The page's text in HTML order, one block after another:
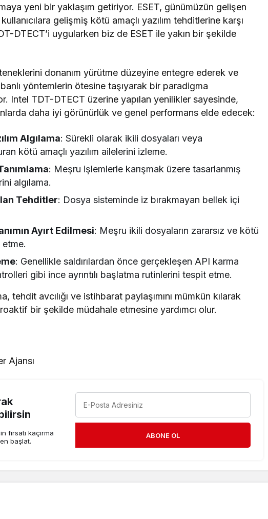
yeni bir yaklaşım getiriyor. ESET, günümüzün gelişen
gelişmiş kötü amaçlı yazılım tehditlerine karşı
DTECT’i uygularken biz de ESET ile yakın bir şekilde
donanım yürütme düzeyine entegre ederek ve
yöntemlerin ötesine taşıyarak bir paradigma
Intel TDT-DTECT üzerine yapılan yenilikler sayesinde,
daha iyi görünürlük ve genel performans elde edecek:
Algılama: Sürekli olarak ikili dosyaları veya
kötü amaçlı yazılım ailelerini izleme.
: Meşru işlemlerle karışmak üzere tasarlanmış
algılama.
Tehditler: Dosya sisteminde iz bırakmayan bellek içi
Ayırt Edilmesi: Meşru ikili dosyaların zararsız ve kötü
etme.
: Genellikle saldırılardan önce gerçekleşen API karma
gibi ince ayrıntılı başlatma rutinlerini tespit etme.
tehdit avcılığı ve istihbarat paylaşımını mümkün kılarak
bir şekilde müdahale etmesine yardımcı olur.
Ajansı
fırsatı kaçırma
başlat.
ABONE OL